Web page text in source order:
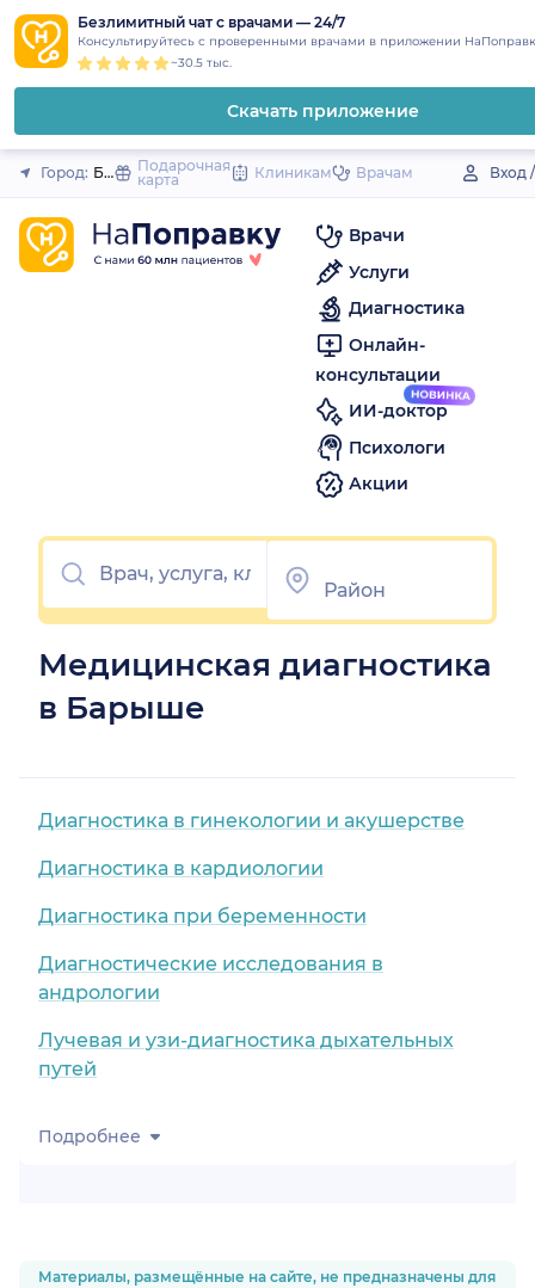
to
content
Безлимитный чат с врачами — 24/7
Консультируйтесь с проверенными врачами в приложении
~30.5 тыс.
Скачать приложение
Закрыть
Город: БарышПодарочная
карта
Клиникам Врачам Вход
Врачи
Услуги
Диагностика
Онлайн-
консультации
ИИ-доктор
Психологи
Акции
Медицинская диагностика
в Барыше
Диагностика в гинекологии и акушерстве
Диагностика в кардиологии
Диагностика при беременности
Диагностические исследования в
андрологии
Лучевая и узи-диагностика дыхательных
путей
Подробнее
Материалы, размещённые на сайте, не предназначены для